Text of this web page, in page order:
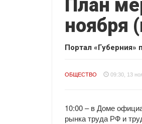
План
ноября
Портал «Губерния»
ОБЩЕСТВО 09:30, 13
10:00 – в Доме
рынка труда РФ и